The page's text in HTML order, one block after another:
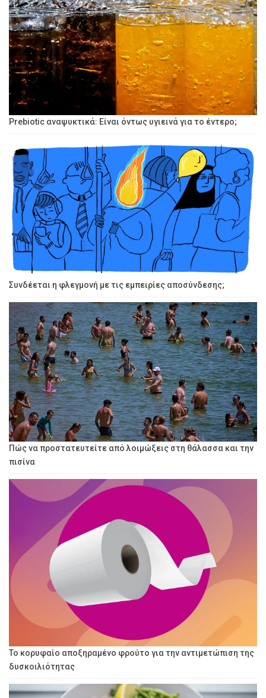
Prebiotic αναψυκτικά: Είναι όντως υγιεινά για το έντερο;
Συνδέεται η φλεγμονή με τις εμπειρίες αποσύνδεσης;
Πώς να προστατευτείτε από λοιμώξεις στη θάλασσα και την
πισίνα
Το κορυφαίο αποξηραμένο φρούτο για την αντιμετώπιση της
δυσκοιλιότητας